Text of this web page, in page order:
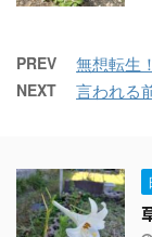
PREV 無想転生！
NEXT 言われる